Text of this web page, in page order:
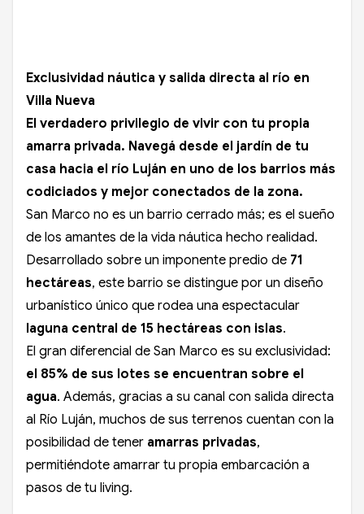
Exclusividad náutica y salida directa al río en
Villa Nueva
El verdadero privilegio de vivir con tu propia
amarra privada. Navegá desde el jardín de tu
casa hacia el río Luján en uno de los barrios más
codiciados y mejor conectados de la zona.
San Marco no es un barrio cerrado más; es el sueño
de los amantes de la vida náutica hecho realidad.
Desarrollado sobre un imponente predio de 71
hectáreas, este barrio se distingue por un diseño
urbanístico único que rodea una espectacular
laguna central de 15 hectáreas con islas.
El gran diferencial de San Marco es su exclusividad:
el 85% de sus lotes se encuentran sobre el
agua. Además, gracias a su canal con salida directa
al Río Luján, muchos de sus terrenos cuentan con la
posibilidad de tener amarras privadas,
permitiéndote amarrar tu propia embarcación a
pasos de tu living.